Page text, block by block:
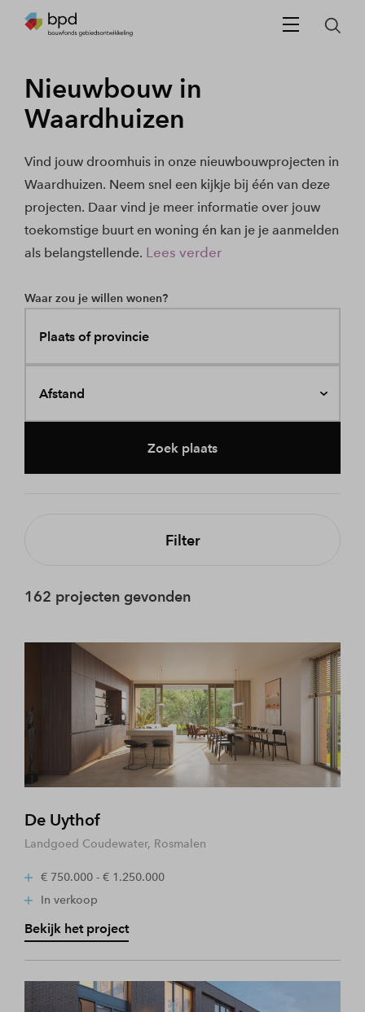
Nieuwbouw in
Waardhuizen
Vind jouw droomhuis in onze nieuwbouwprojecten in
Waardhuizen. Neem snel een kijkje bij één van deze
projecten. Daar vind je meer informatie over jouw
toekomstige buurt en woning én kan je je aanmelden
als belangstellende. Lees verder
Waar zou je willen wonen?
Plaats of provincie
Afstand
Zoek plaats
Filter
162 projecten gevonden
De Uythof
Landgoed Coudewater, Rosmalen
€ 750.000 - € 1.250.000
In verkoop
Bekijk het project